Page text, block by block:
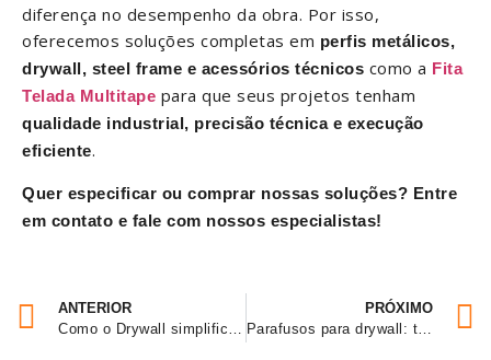
diferença no desempenho da obra. Por isso,
oferecemos soluções completas em perfis metálicos,
drywall, steel frame e acessórios técnicos como a Fita
Telada Multitape para que seus projetos tenham
qualidade industrial, precisão técnica e execução
eficiente.
Quer especificar ou comprar nossas soluções? Entre
em contato e fale com nossos especialistas!
ANTERIOR
PRÓXIMO